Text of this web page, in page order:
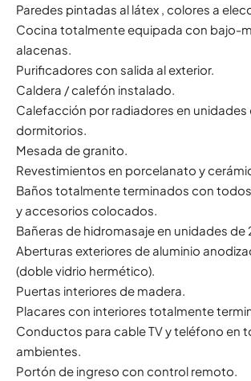
Paredes pintadas al látex , colores a
Cocina totalmente equipada con bajo-
alacenas.
Purificadores con salida al exterior.
Caldera / calefón instalado.
Calefacción por radiadores en unidades
dormitorios.
Mesada de granito.
Revestimientos en porcelanato y
Baños totalmente terminados con
y accesorios colocados.
Bañeras de hidromasaje en unidades de
Aberturas exteriores de aluminio
(doble vidrio hermético).
Puertas interiores de madera.
Placares con interiores totalmente
Conductos para cable TV y teléfono en
ambientes.
Portón de ingreso con control remoto.